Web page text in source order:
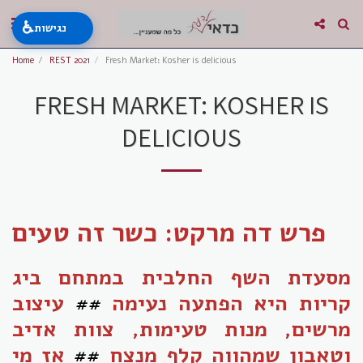
Home REST 2021 Fresh Market: Kosher is delicious
FRESH MARKET: KOSHER IS
DELICIOUS
פרש דה מרקט: כשר זה טעים
מסעדת השף החלבית במתחם ביג
קריות היא הפתעה נעימה ## עיצוב
מרשים, מנות טעימות, צוות אדיב
וטאבון שמהווה קלף מנצח ## אז מי
♿נגישות